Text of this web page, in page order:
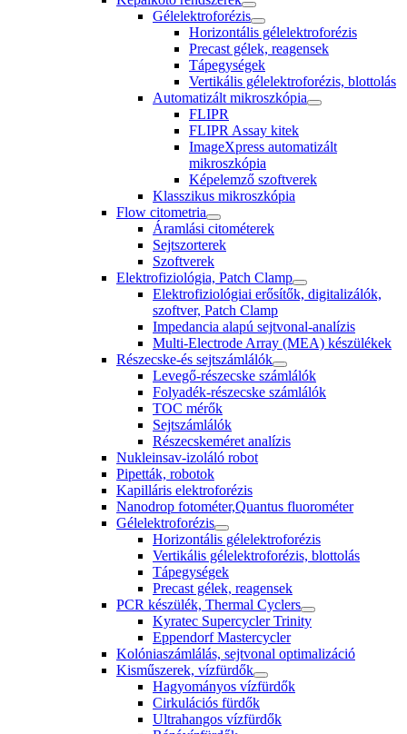
Gélelektroforézis
Horizontális gélelektroforézis
Precast gélek, reagensek
Tápegységek
Vertikális gélelektroforézis, blottolás
Automatizált mikroszkópia
FLIPR
FLIPR Assay kitek
ImageXpress automatizált
mikroszkópia
Képelemző szoftverek
Klasszikus mikroszkópia
Flow citometria
Áramlási citométerek
Sejtszorterek
Szoftverek
Elektrofiziológia, Patch Clamp
Elektrofiziológiai erősítők, digitalizálók,
szoftver, Patch Clamp
Impedancia alapú sejtvonal-analízis
Multi-Electrode Array (MEA) készülékek
Részecske-és sejtszámlálók
Levegő-részecske számlálók
Folyadék-részecske számlálók
TOC mérők
Sejtszámlálók
Részecskeméret analízis
Nukleinsav-izoláló robot
Pipetták, robotok
Kapilláris elektroforézis
Nanodrop fotométer,Quantus fluorométer
Gélelektroforézis
Horizontális gélelektroforézis
Vertikális gélelektroforézis, blottolás
Tápegységek
Precast gélek, reagensek
PCR készülék, Thermal Cyclers
Kyratec Supercycler Trinity
Eppendorf Mastercycler
Kolóniaszámlálás, sejtvonal optimalizáció
Kisműszerek, vízfürdők
Hagyományos vízfürdők
Cirkulációs fürdők
Ultrahangos vízfürdők